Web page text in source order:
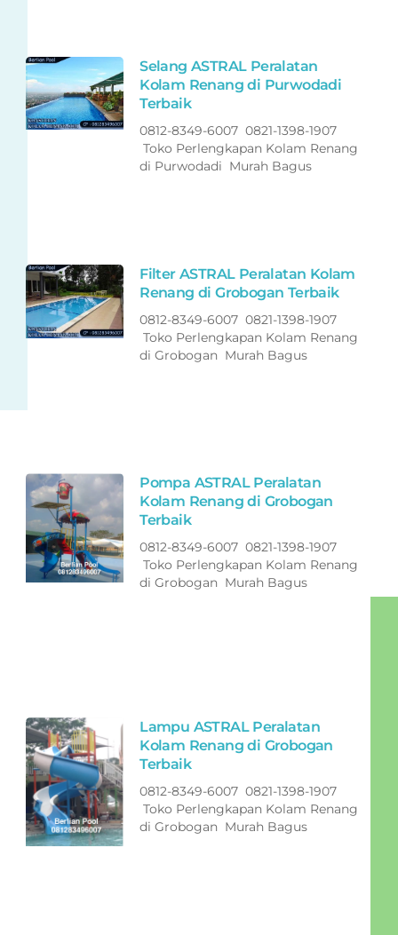
Selang ASTRAL Peralatan
Kolam Renang di Purwodadi
Terbaik
0812-8349-6007 0821-1398-1907
Toko Perlengkapan Kolam Renang
di Purwodadi Murah Bagus
Filter ASTRAL Peralatan Kolam
Renang di Grobogan Terbaik
0812-8349-6007 0821-1398-1907
Toko Perlengkapan Kolam Renang
di Grobogan Murah Bagus
Pompa ASTRAL Peralatan
Kolam Renang di Grobogan
Terbaik
0812-8349-6007 0821-1398-1907
Toko Perlengkapan Kolam Renang
di Grobogan Murah Bagus
Lampu ASTRAL Peralatan
Kolam Renang di Grobogan
Terbaik
0812-8349-6007 0821-1398-1907
Toko Perlengkapan Kolam Renang
di Grobogan Murah Bagus